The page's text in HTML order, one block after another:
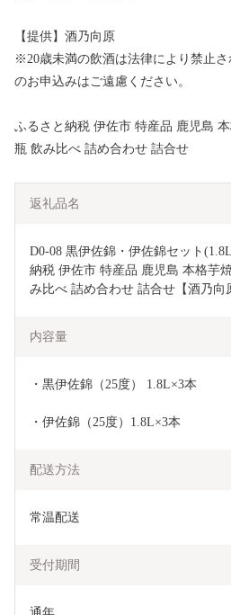
【提供】酒乃向原
※20歳未満の飲酒は法律により禁止
のお申込みはご遠慮ください。
ふるさと納税 伊佐市 特産品 鹿児島
瓶 飲み比べ 詰め合わせ 詰合せ
返礼品名
D0-08 黒伊佐錦・伊佐錦セット
納税 伊佐市 特産品 鹿児島 本格芋
み比べ 詰め合わせ 詰合せ【酒乃向
内容量
・黒伊佐錦（25度） 1.8L×3本
・伊佐錦（25度）1.8L×3本
配送方法
常温配送
受付期間